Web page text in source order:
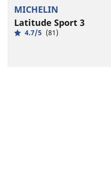
MICHELIN
Latitude Sport 3
4.7/5 (81)